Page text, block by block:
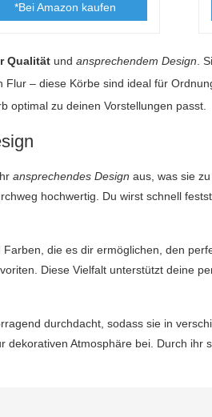
*Bei Amazon kaufen
Qualität und ansprechendem Design .
– diese Körbe sind ideal für
optimal zu deinen Vorstellungen passt.
ansprechendes Design aus, was sie
hochwertig. Du wirst schnell
die es dir ermöglichen, den
Diese Vielfalt unterstützt deine
durchdacht, sodass sie in
dekorativen Atmosphäre bei. Durch